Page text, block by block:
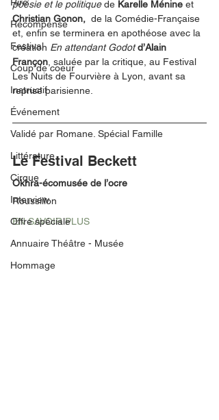
Récompense
Festival
Coup de coeur
Instructif
Événement
Validé par Romane. Spécial Famille
Littérature
Cirque
Interview
Offre spéciale
Annuaire Théâtre - Musée
Hommage
poésie et le politique de Karelle Ménine et
Christian Gonon, de la Comédie-Française
et, enfin se terminera en apothéose avec la
création En attendant Godot d’Alain
Françon , saluée par la critique, au Festival
Les Nuits de Fourvière à Lyon, avant sa
reprise parisienne.
Le Festival Beckett
Okhra-écomusée de l’ocre
Roussillon
EN SAVOIR PLUS